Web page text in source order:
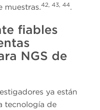
muestras.42, 43, 44.
fiables
NGS de
ya están
tecnología de